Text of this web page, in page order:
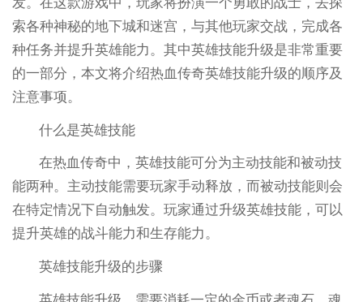
索各种神秘的地下城和迷宫，与其他玩家交战，完成各
种任务并提升英雄能力。其中英雄技能升级是非常重要
的一部分，本文将介绍热血传奇英雄技能升级的顺序及
注意事项。
什么是英雄技能
在热血传奇中，英雄技能可分为主动技能和被动技
能两种。主动技能需要玩家手动释放，而被动技能则会
在特定情况下自动触发。玩家通过升级英雄技能，可以
提升英雄的战斗能力和生存能力。
英雄技能升级的步骤